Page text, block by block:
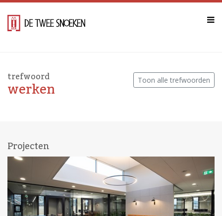
Toon alle trefwoorden
trefwoord
werken
Projecten